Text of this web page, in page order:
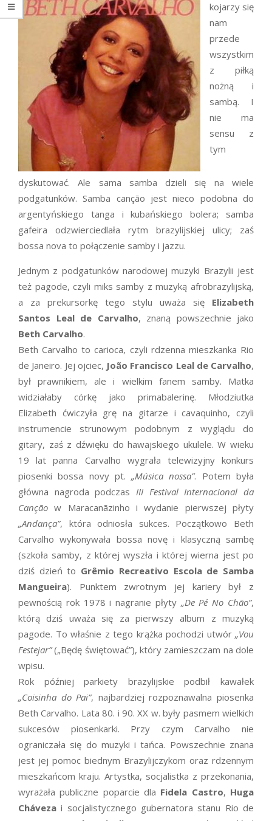
kojarzy się
nam
przede
wszystkim
z piłką
nożną i
sambą. I
nie ma
sensu z
tym
dyskutować. Ale sama samba dzieli się na wiele
podgatunków. Samba canção jest nieco podobna do
argentyńskiego tanga i kubańskiego bolera; samba
gafeira odzwierciedlała rytm brazylijskiej ulicy; zaś
bossa nova to połączenie samby i jazzu.
Jednym z podgatunków narodowej muzyki Brazylii jest
też pagode, czyli miks samby z muzyką afrobrazylijską,
a za prekursorkę tego stylu uważa się Elizabeth
Santos Leal de Carvalho, znaną powszechnie jako
Beth Carvalho.
Beth Carvalho to carioca, czyli rdzenna mieszkanka Rio
de Janeiro. Jej ojciec, João Francisco Leal de Carvalho,
był prawnikiem, ale i wielkim fanem samby. Matka
widziałaby córkę jako primabalerinę. Młodziutka
Elizabeth ćwiczyła grę na gitarze i cavaquinho, czyli
instrumencie strunowym podobnym z wyglądu do
gitary, zaś z dźwięku do hawajskiego ukulele. W wieku
19 lat panna Carvalho wygrała telewizyjny konkurs
piosenki bossa novy pt.„Música nossa”. Potem była
główna nagroda podczas III Festival Internacional da
Canção w Maracanãzinho i wydanie pierwszej płyty
„Andança”, która odniosła sukces. Początkowo Beth
Carvalho wykonywała bossa novę i klasyczną sambę
(szkoła samby, z której wyszła i której wierna jest po
dziś dzień to Grêmio Recreativo Escola de Samba
Mangueira). Punktem zwrotnym jej kariery był z
pewnością rok 1978 i nagranie płyty „De Pé No Chão”,
którą dziś uważa się za pierwszy album z muzyką
pagode. To właśnie z tego krążka pochodzi utwór „Vou
Festejar”(„Będę świętować”), który zamieszczam na dole
wpisu.
Rok później parkiety brazylijskie podbił kawałek
„Coisinha do Pai”, najbardziej rozpoznawalna piosenka
Beth Carvalho. Lata 80. i 90. XX w. były pasmem wielkich
sukcesów piosenkarki. Przy czym Carvalho nie
ograniczała się do muzyki i tańca. Powszechnie znana
jest jej pomoc biednym Brazylijczykom oraz rdzennym
mieszkańcom kraju. Artystka, socjalistka z przekonania,
wyrażała publiczne poparcie dla Fidela Castro, Huga
Cháveza i socjalistycznego gubernatora stanu Rio de